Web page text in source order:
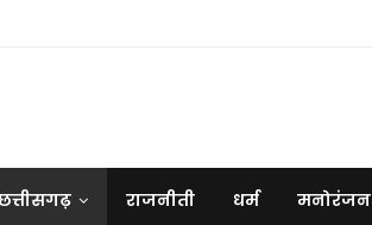
राजनीती धर्म मनोरंजन